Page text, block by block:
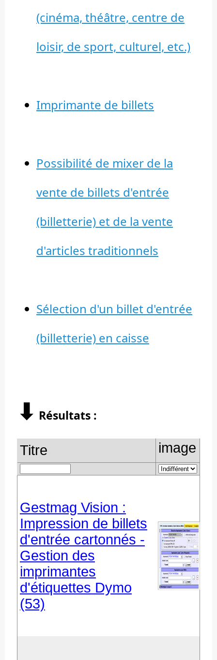
(cinéma, théâtre, centre de
loisir, de sport, culturel, etc.)
Imprimante de billets
Possibilité de mixer de la
vente de billets d'entrée
(billetterie) et de la vente
d'articles traditionnels
Sélection d'un billet d'entrée
(billetterie) en caisse
⬇︎ Résultats :
Titre image
Gestmag Vision :
Impression de billets
d'entrée cartonnés -
Gestion des
imprimantes
d'étiquettes Dymo
(53)